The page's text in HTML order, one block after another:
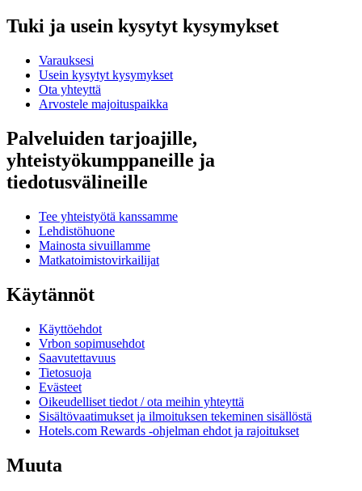
Tuki ja usein kysytyt kysymykset
Varauksesi
Usein kysytyt kysymykset
Ota yhteyttä
Arvostele majoituspaikka
Palveluiden tarjoajille,
yhteistyökumppaneille ja
tiedotusvälineille
Tee yhteistyötä kanssamme
Lehdistöhuone
Mainosta sivuillamme
Matkatoimistovirkailijat
Käytännöt
Käyttöehdot
Vrbon sopimusehdot
Saavutettavuus
Tietosuoja
Evästeet
Oikeudelliset tiedot / ota meihin yhteyttä
Sisältövaatimukset ja ilmoituksen tekeminen sisällöstä
Hotels.com Rewards -ohjelman ehdot ja rajoitukset
Muuta